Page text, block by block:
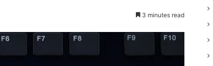
3 minutes read